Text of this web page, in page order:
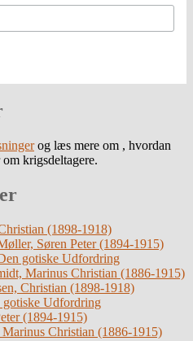
og læs mere om , hvordan
krigsdeltagere.
(1898-1918)
Søren Peter (1894-1915)
gotiske Udfordring
Marinus Christian (1886-1915)
Christian (1898-1918)
gotiske Udfordring
(1894-1915)
Marinus Christian (1886-1915)